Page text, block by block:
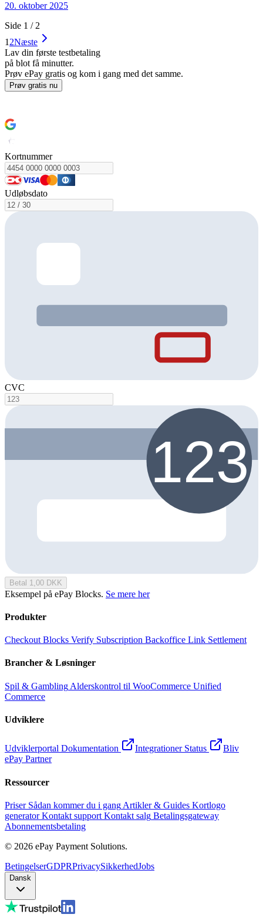
20. oktober 2025
Side 1 / 2
1 2Næste
Lav din første testbetaling
på blot få minutter.
Prøv ePay gratis og kom i gang med det samme.
Prøv gratis nu
Kortnummer
Udløbsdato
CVC
Betal 1,00 DKK
Eksempel på ePay Blocks. Se mere her
Produkter
Checkout Blocks Verify Subscription Backoffice Link Settlement
Brancher & Løsninger
Spil & Gambling Alderskontrol til WooCommerce Unified
Commerce
Udviklere
Udviklerportal Dokumentation Integrationer Status
Bliv
ePay Partner
Ressourcer
Priser Sådan kommer du i gang Artikler & Guides Kortlogo
generator Kontakt support Kontakt salg Betalingsgateway
Abonnementsbetaling
© 2026 ePay Payment Solutions.
BetingelserGDPRPrivacySikkerhedJobs
Dansk